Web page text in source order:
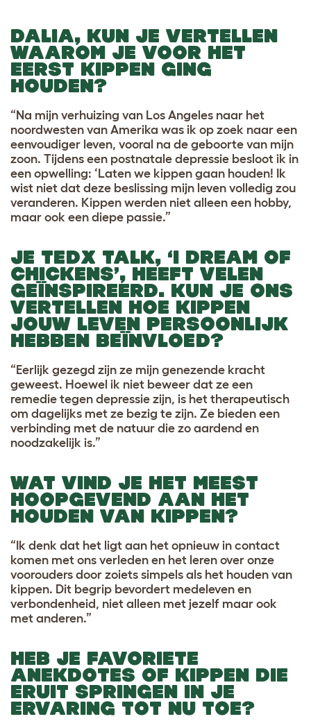
DALIA, KUN JE VERTELLEN
WAAROM JE VOOR HET
EERST KIPPEN GING
HOUDEN?
“Na mijn verhuizing van Los Angeles naar het
noordwesten van Amerika was ik op zoek naar een
eenvoudiger leven, vooral na de geboorte van mijn
zoon. Tijdens een postnatale depressie besloot ik in
een opwelling: ‘Laten we kippen gaan houden! Ik
wist niet dat deze beslissing mijn leven volledig zou
veranderen. Kippen werden niet alleen een hobby,
maar ook een diepe passie.”
JE TEDX TALK, ‘I DREAM OF
CHICKENS’, HEEFT VELEN
GEÏNSPIREERD. KUN JE ONS
VERTELLEN HOE KIPPEN
JOUW LEVEN PERSOONLIJK
HEBBEN BEÏNVLOED?
“Eerlijk gezegd zijn ze mijn genezende kracht
geweest. Hoewel ik niet beweer dat ze een
remedie tegen depressie zijn, is het therapeutisch
om dagelijks met ze bezig te zijn. Ze bieden een
verbinding met de natuur die zo aardend en
noodzakelijk is.”
WAT VIND JE HET MEEST
HOOPGEVEND AAN HET
HOUDEN VAN KIPPEN?
“Ik denk dat het ligt aan het opnieuw in contact
komen met ons verleden en het leren over onze
voorouders door zoiets simpels als het houden van
kippen. Dit begrip bevordert medeleven en
verbondenheid, niet alleen met jezelf maar ook
met anderen.”
HEB JE FAVORIETE
ANEKDOTES OF KIPPEN DIE
ERUIT SPRINGEN IN JE
ERVARING TOT NU TOE?